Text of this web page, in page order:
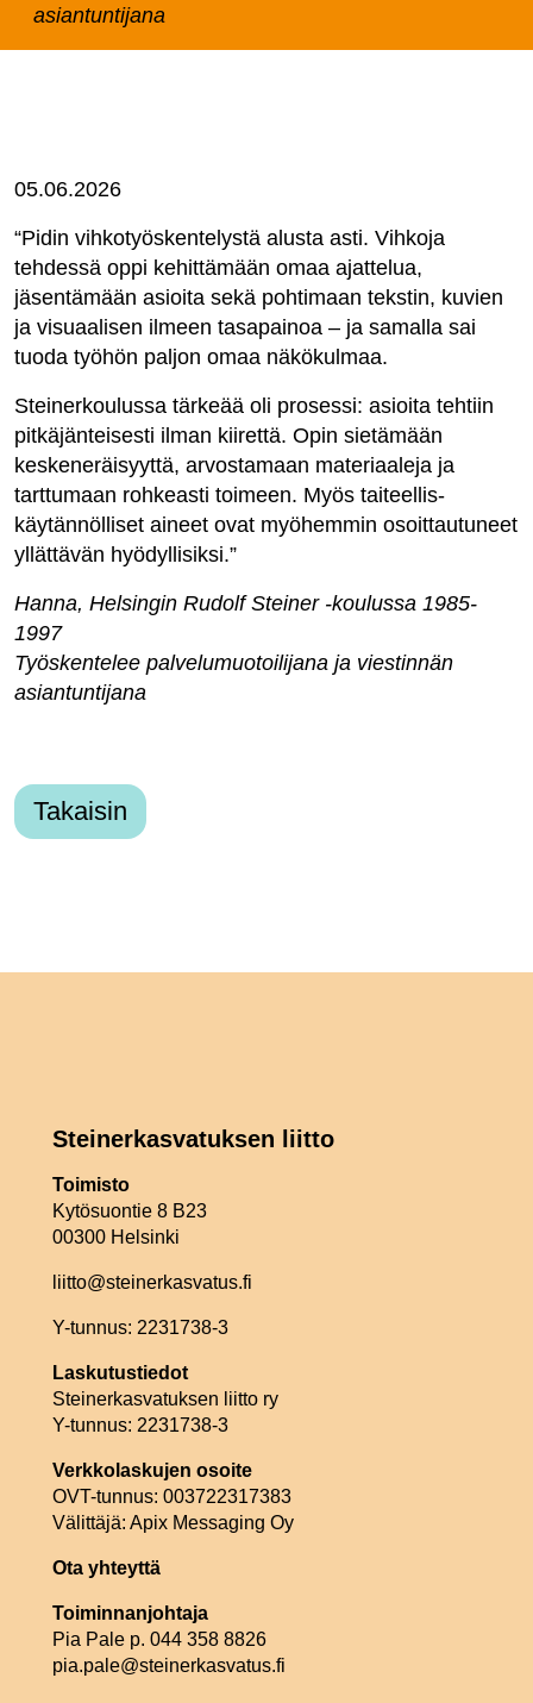
asiantuntijana
05.06.2026
“Pidin vihkotyöskentelystä alusta asti. Vihkoja
tehdessä oppi kehittämään omaa ajattelua,
jäsentämään asioita sekä pohtimaan tekstin, kuvien
ja visuaalisen ilmeen tasapainoa – ja samalla sai
tuoda työhön paljon omaa näkökulmaa.
Steinerkoulussa tärkeää oli prosessi: asioita tehtiin
pitkäjänteisesti ilman kiirettä. Opin sietämään
keskeneräisyyttä, arvostamaan materiaaleja ja
tarttumaan rohkeasti toimeen. Myös taiteellis-
käytännölliset aineet ovat myöhemmin osoittautuneet
yllättävän hyödyllisiksi.”
Hanna, Helsingin Rudolf Steiner -koulussa 1985-
1997
Työskentelee palvelumuotoilijana ja viestinnän
asiantuntijana
Takaisin
Steinerkasvatuksen liitto
Toimisto
Kytösuontie 8 B23
00300 Helsinki
liitto@steinerkasvatus.fi
Y-tunnus: 2231738-3
Laskutustiedot
Steinerkasvatuksen liitto ry
Y-tunnus: 2231738-3
Verkkolaskujen osoite
OVT-tunnus: 003722317383
Välittäjä: Apix Messaging Oy
Ota yhteyttä
Toiminnanjohtaja
Pia Pale p. 044 358 8826
pia.pale@steinerkasvatus.fi